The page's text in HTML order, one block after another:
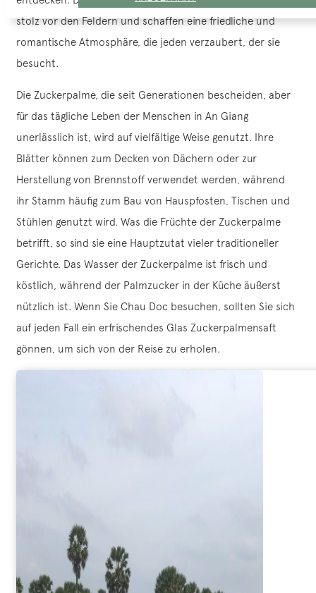
stolz vor den Feldern und schaffen eine friedliche und
romantische Atmosphäre, die jeden verzaubert, der sie
besucht.
Die Zuckerpalme, die seit Generationen bescheiden, aber
für das tägliche Leben der Menschen in An Giang
unerlässlich ist, wird auf vielfältige Weise genutzt. Ihre
Blätter können zum Decken von Dächern oder zur
Herstellung von Brennstoff verwendet werden, während
ihr Stamm häufig zum Bau von Hauspfosten, Tischen und
Stühlen genutzt wird. Was die Früchte der Zuckerpalme
betrifft, so sind sie eine Hauptzutat vieler traditioneller
Gerichte. Das Wasser der Zuckerpalme ist frisch und
köstlich, während der Palmzucker in der Küche äußerst
nützlich ist. Wenn Sie Chau Doc besuchen, sollten Sie sich
auf jeden Fall ein erfrischendes Glas Zuckerpalmensaft
gönnen, um sich von der Reise zu erholen.